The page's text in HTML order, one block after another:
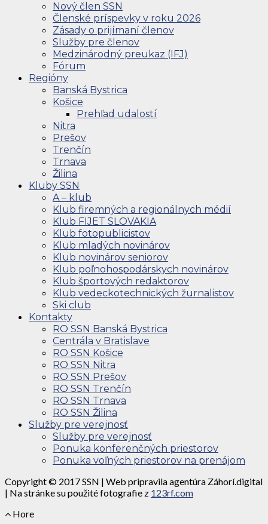
Nový člen SSN
Členské príspevky v roku 2026
Zásady o prijímaní členov
Služby pre členov
Medzinárodný preukaz (IFJ)
Fórum
Regióny
Banská Bystrica
Košice
Prehľad udalostí
Nitra
Prešov
Trenčín
Trnava
Žilina
Kluby SSN
A – klub
Klub firemných a regionálnych médií
Klub FIJET SLOVAKIA
Klub fotopublicistov
Klub mladých novinárov
Klub novinárov seniorov
Klub poľnohospodárskych novinárov
Klub športových redaktorov
Klub vedeckotechnických žurnalistov
Ski club
Kontakty
RO SSN Banská Bystrica
Centrála v Bratislave
RO SSN Košice
RO SSN Nitra
RO SSN Prešov
RO SSN Trenčín
RO SSN Trnava
RO SSN Žilina
Služby pre verejnosť
Služby pre verejnosť
Ponuka konferenčných priestorov
Ponuka voľných priestorov na prenájom
Copyright © 2017 SSN | Web pripravila agentúra Záhorí.digital
| Na stránke su použité fotografie z 123rf.com
Hore